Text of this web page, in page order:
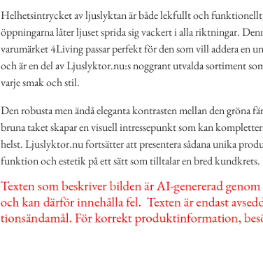
Helhetsintrycket av ljuslyktan är både lekfullt och
öppningarna låter ljuset sprida sig vackert i alla riktningar.
varumärket 4Living passar perfekt för den som vill addera en
och är en del av Ljuslyktor.nu:s noggrant utvalda sortiment
varje smak och stil.
Den robusta men ändå eleganta kontrasten mellan den gröna
bruna taket skapar en visuell intressepunkt som kan
helst. Ljuslyktor.nu fortsätter att presentera sådana unika
funktion och estetik på ett sätt som tilltalar en bred kundkrets.